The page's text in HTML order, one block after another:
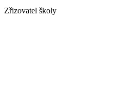
Zřizovatel školy